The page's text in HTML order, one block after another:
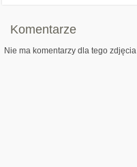
Komentarze
Nie ma komentarzy dla tego zdjęcia